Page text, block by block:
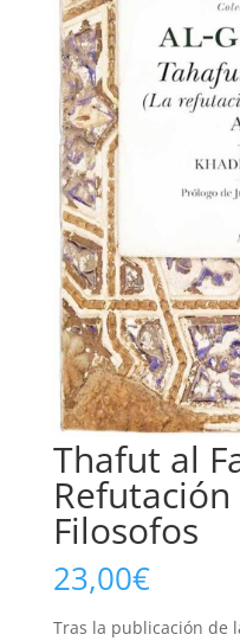
Thafut al
Filosofos
23,00€
Tras la publicación de